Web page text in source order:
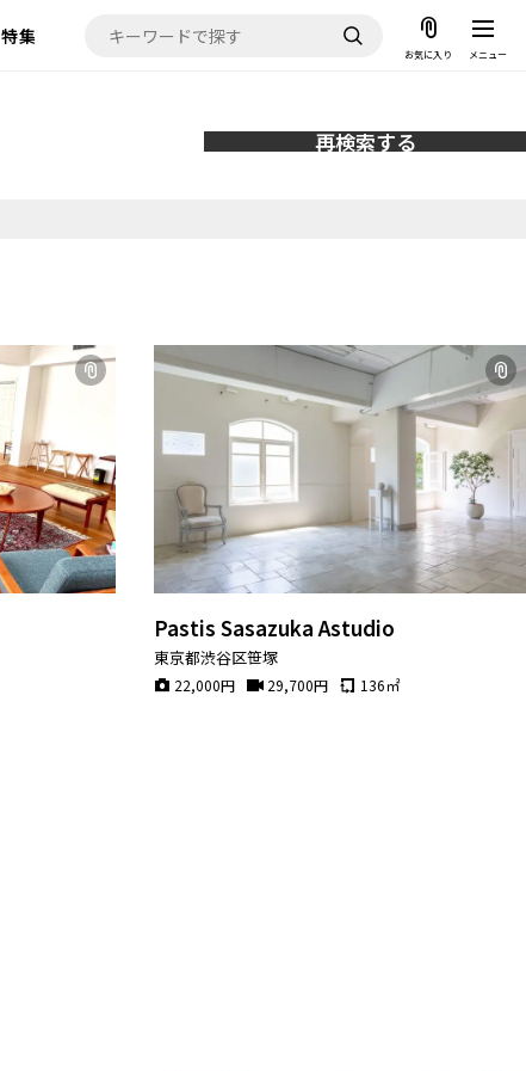
特集
お気に入り メニュー
再検索する
Pastis Sasazuka Astudio
東京都渋谷区笹塚
22,000円 29,700円 136㎡